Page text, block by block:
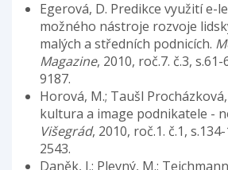
Egerová, D. Predikce využití e-
možného nástroje rozvoje
malých a středních podnicích.
Magazine, 2010, roč.7. č.3,
9187.
Horová, M.; Taušl
kultura a image podnikatele -
Višegrád, 2010, roč.1. č.1,
2543.
Daněk, J.; Plevný, M.;